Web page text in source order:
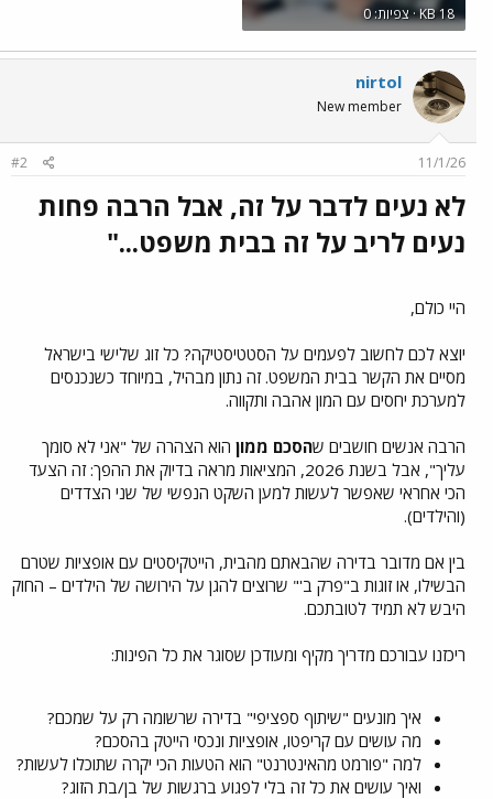
KB 18 · צפיות: 0
nirtol
New member
11/1/26
#2
לא נעים לדבר על זה, אבל הרבה פחות
נעים לריב על זה בבית משפט..."​
היי כולם,
יוצא לכם לחשוב לפעמים על הסטטיסטיקה? כל זוג שלישי בישראל
מסיים את הקשר בבית המשפט. זה נתון מבהיל, במיוחד כשנכנסים
למערכת יחסים עם המון אהבה ותקווה.
הרבה אנשים חושבים שהסכם ממון הוא הצהרה של "אני לא סומך
עליך", אבל בשנת 2026, המציאות מראה בדיוק את ההפך: זה הצעד
הכי אחראי שאפשר לעשות למען השקט הנפשי של שני הצדדים
(והילדים).
בין אם מדובר בדירה שהבאתם מהבית, הייטקיסטים עם אופציות שטרם
הבשילו, או זוגות ב"פרק ב'" שרוצים להגן על הירושה של הילדים – החוק
היבש לא תמיד לטובתכם.
ריכזנו עבורכם מדריך מקיף ומעודכן שסוגר את כל הפינות:
איך מונעים "שיתוף ספציפי" בדירה שרשומה רק על שמכם?
מה עושים עם קריפטו, אופציות ונכסי הייטק בהסכם?
למה "פורמט מהאינטרנט" הוא הטעות הכי יקרה שתוכלו לעשות?
ואיך עושים את כל זה בלי לפגוע ברגשות של בן/בת הזוג?